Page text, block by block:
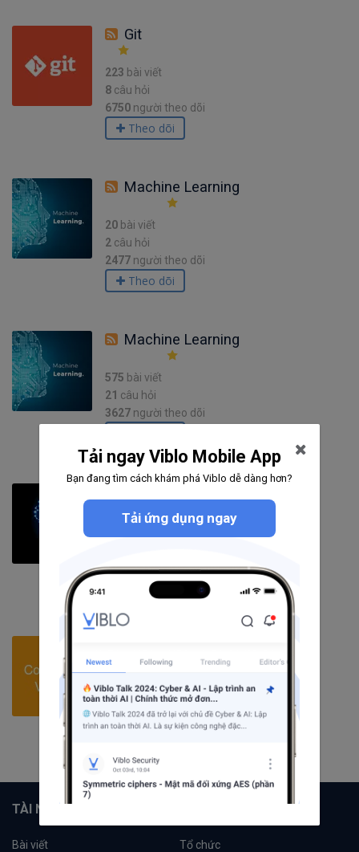
Git
223 bài viết
8 câu hỏi
6750 người theo dõi
Theo dõi
Machine Learning
20 bài viết
2 câu hỏi
2477 người theo dõi
Theo dõi
Machine Learning
575 bài viết
21 câu hỏi
3627 người theo dõi
4548người theo dõi
Theo dõi
88bài viết
1câu hỏi
2039người theo dõi
TÀI NGUYÊN
Bài viết Tổ chức
Tải ngay Viblo Mobile App
Bạn đang tìm cách khám phá Viblo dễ dàng hơn?
Tải ứng dụng ngay